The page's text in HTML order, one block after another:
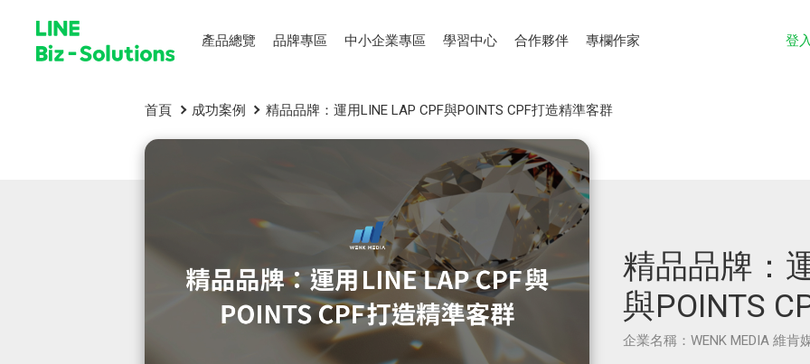
產品總覽 品牌專區 中小企業專區 學習中心 合作夥伴 專欄作家 登
首頁 成功案例 精品品牌：運用LINE LAP CPF與POINTS CPF打造精準客群
精品品牌：
與POINTS
企業名稱：WENK MEDIA 維肯